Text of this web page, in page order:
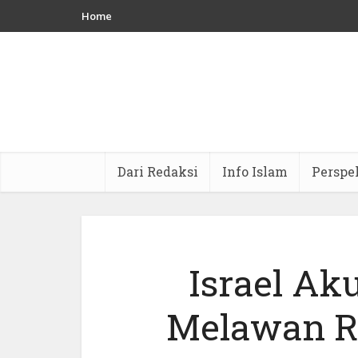
Home
Dari Redaksi Info Islam
Israel
Melawan